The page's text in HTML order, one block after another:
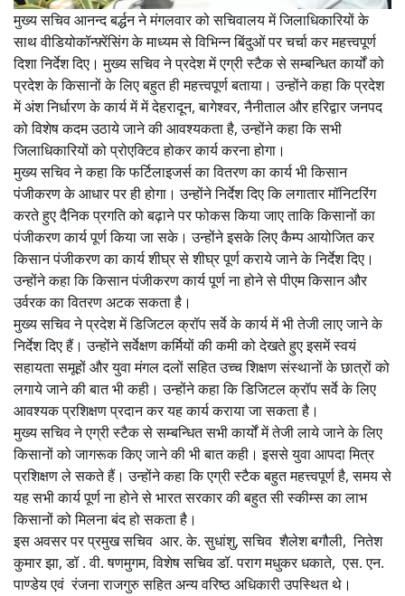
मुख्य सचिव आनन्द बर्द्धन ने मंगलवार को सचिवालय में जिलाधिकारियों के
साथ वीडियोकॉन्फ़्रेंसिंग के माध्यम से विभिन्न बिंदुओं पर चर्चा कर महत्त्वपूर्ण
दिशा निर्देश दिए। मुख्य सचिव ने प्रदेश में एग्री स्टैक से सम्बन्धित कार्यों को
प्रदेश के किसानों के लिए बहुत ही महत्त्वपूर्ण बताया। उन्होंने कहा कि प्रदेश
में अंश निर्धारण के कार्य में में देहरादून, बागेश्वर, नैनीताल और हरिद्वार जनपद
को विशेष कदम उठाये जाने की आवश्यकता है, उन्होंने कहा कि सभी
जिलाधिकारियों को प्रोएक्टिव होकर कार्य करना होगा।
मुख्य सचिव ने कहा कि फर्टिलाइजर्स का वितरण का कार्य भी किसान
पंजीकरण के आधार पर ही होगा। उन्होंने निर्देश दिए कि लगातार मॉनिटरिंग
करते हुए दैनिक प्रगति को बढ़ाने पर फोकस किया जाए ताकि किसानों का
पंजीकरण कार्य पूर्ण किया जा सके। उन्होंने इसके लिए कैम्प आयोजित कर
किसान पंजीकरण का कार्य शीघ्र से शीघ्र पूर्ण कराये जाने के निर्देश दिए।
उन्होंने कहा कि किसान पंजीकरण कार्य पूर्ण ना होने से पीएम किसान और
उर्वरक का वितरण अटक सकता है।
मुख्य सचिव ने प्रदेश में डिजिटल क्रॉप सर्वे के कार्य में भी तेजी लाए जाने के
निर्देश दिए हैं। उन्होंने सर्वेक्षण कर्मियों की कमी को देखते हुए इसमें स्वयं
सहायता समूहों और युवा मंगल दलों सहित उच्च शिक्षण संस्थानों के छात्रों को
लगाये जाने की बात भी कही। उन्होंने कहा कि डिजिटल क्रॉप सर्वे के लिए
आवश्यक प्रशिक्षण प्रदान कर यह कार्य कराया जा सकता है।
मुख्य सचिव ने एग्री स्टैक से सम्बन्धित सभी कार्यों में तेजी लाये जाने के लिए
किसानों को जागरूक किए जाने की भी बात कही। इससे युवा आपदा मित्र
प्रशिक्षण ले सकते हैं। उन्होंने कहा कि एग्री स्टैक बहुत महत्त्वपूर्ण है, समय से
यह सभी कार्य पूर्ण ना होने से भारत सरकार की बहुत सी स्कीम्स का लाभ
किसानों को मिलना बंद हो सकता है।
इस अवसर पर प्रमुख सचिव आर. के. सुधांशु, सचिव शैलेश बगौली, नितेश
कुमार झा, डॉ . वी. षणमुगम, विशेष सचिव डॉ. पराग मधुकर धकाते, एस. एन.
पाण्डेय एवं रंजना राजगुरु सहित अन्य वरिष्ठ अधिकारी उपस्थित थे।